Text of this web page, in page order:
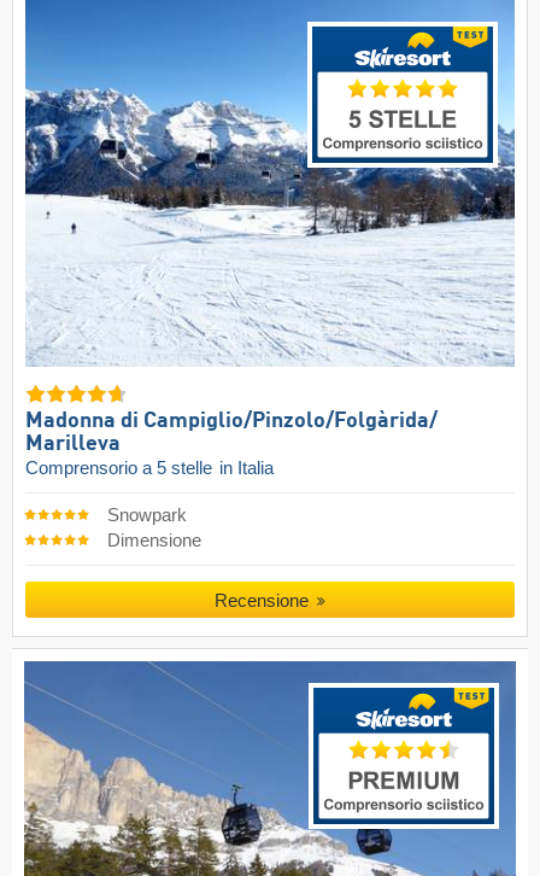
Madonna di Campiglio/​Pinzolo/​Folgàrida/​
Marilleva
Comprensorio a 5 stelle in Italia
Snowpark
Dimensione
Recensione